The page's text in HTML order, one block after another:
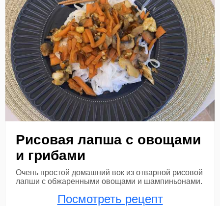
Рисовая лапша с овощами
и грибами
Очень простой домашний вок из отварной рисовой
лапши с обжаренными овощами и шампиньонами.
Посмотреть рецепт